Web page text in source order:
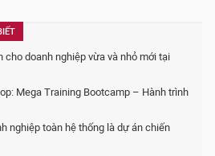
cho doanh nghiệp vừa và nhỏ mới tại
Mega Training Bootcamp – Hành trình
nghiệp toàn hệ thống là dự án chiến